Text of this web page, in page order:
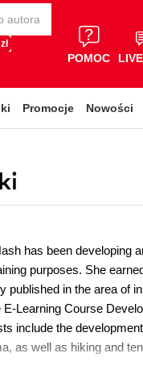
POMOC
Promocje Nowości
has been developing
purposes. She
published in the area of
E-Learning Course
include the
as well as hiking and